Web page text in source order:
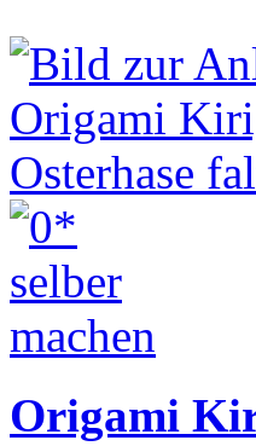
Origami